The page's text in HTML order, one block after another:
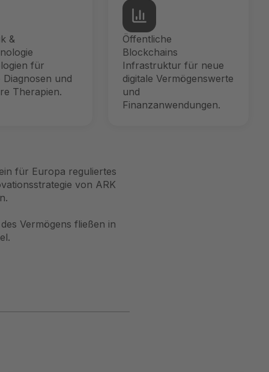
&
für
und
Therapien.
Öffentliche
Blockchains
Infrastruktur für neue
digitale Vermögenswerte
und
Finanzanwendungen.
für Europa reguliertes
von ARK
Vermögens fließen in